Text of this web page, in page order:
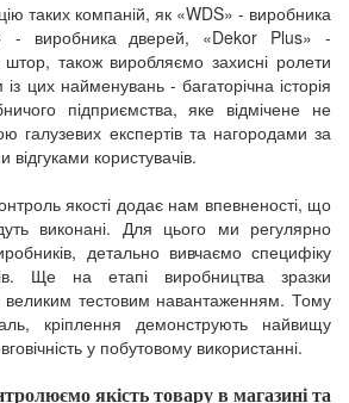
таких компаній, як «WDS» - виробника
- виробника дверей, «Dekor Plus» -
також виробляємо захисні ролети
цих найменувань - багаторічна історія
підприємства, яке відмічене не
галузевих експертів та нагородами за
користувачів.
якості додає нам впевненості, що
виконані. Для цього ми регулярно
детально вивчаємо специфіку
Ще на етапі виробництва зразки
великим тестовим навантаженням. Тому
кріплення демонструють найвищу
у побутовому використанні.
якість товару в магазині та